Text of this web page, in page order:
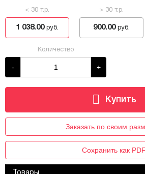
< 30 т.р.
1 038.00руб.
> 30 т.р.
900.00руб.
Количество
- +
Заказать по своим
Сохранить как PDF